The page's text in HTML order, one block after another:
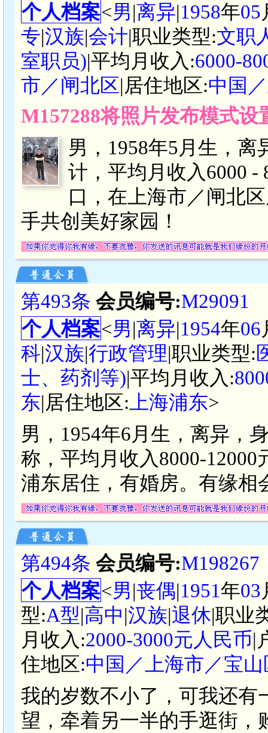
个人档案<男|离异|1958年05
专|汉族|会计|职业类型:文职
室职员)|平均月收入:6000-
市／闸北区|居住地区:中国
M157288将照片发布模式
男，1958年5月生，
计，平均月收入6000 -
口，在上海市／闸北
手共创美好家园！
第493条 会员编号:M29091
个人档案<男|离异|1954年06
科|汉族|行政管理|职业类型:
士、药剂等)|平均月收入:
东|居住地区: 上海浦东>
男，1954年6月生，离异，
称，平均月收入8000-
浦东居住，有婚房。有缘相
第494条 会员编号:M198267
个人档案<男|丧偶|1951年03
型:A型|高中|汉族|退休|职业
月收入:2000-3000元人民币|
住地区:中国／上海市／宝山
我的岁数不小了，可我还有
望，牵着另一半的手逛街，